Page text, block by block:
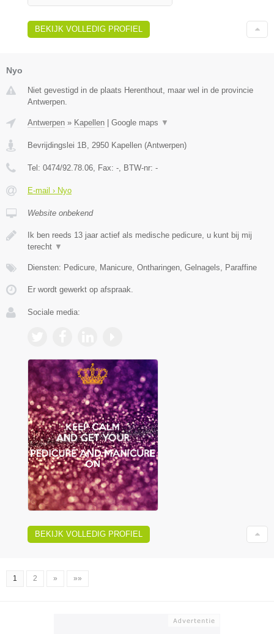
BEKIJK VOLLEDIG PROFIEL
Nyo
Niet gevestigd in de plaats Herenthout, maar wel in de provincie
Antwerpen.
Antwerpen » Kapellen | Google maps ▼
Bevrijdingslei 1B 2950 Kapellen (Antwerpen)
Tel: 0474/92.78.06 , Fax: - , BTW-nr: -
E-mail › Nyo
Website onbekend
Ik ben reeds 13 jaar actief als medische pedicure, u kunt bij mij
terecht ▼
Diensten: Pedicure, Manicure, Ontharingen, Gelnagels, Paraffine
Er wordt gewerkt op afspraak.
Sociale media:
BEKIJK VOLLEDIG PROFIEL
1 2 » »»